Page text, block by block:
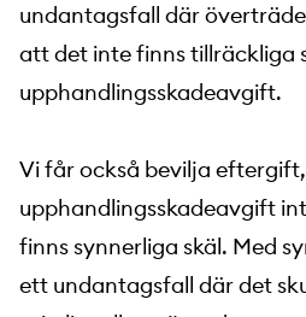
undantagsfall där
att det inte finns tillräckliga
upphandlingsskadeavgift.
Vi får också bevilja
upphandlingsskadeavgift
finns synnerliga skäl. Med
ett undantagsfall där det